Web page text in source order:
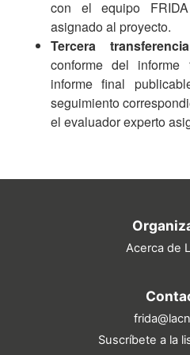
con el equipo
asignado al proyecto.
Tercera
conforme del informe
informe final
seguimiento
el evaluador experto
Acerca de
Suscríbete a la